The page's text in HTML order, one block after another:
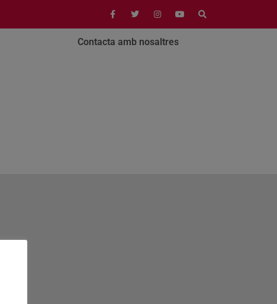
Contacta amb nosaltres